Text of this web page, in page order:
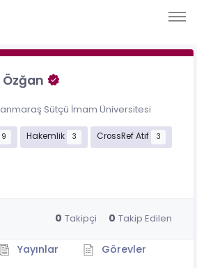
Sütçü İmam Üniversitesi
9 Hakemlik 3 CrossRef Atıf 3
0 Takipçi 0 Takip Edilen
Yayınlar
Görevler